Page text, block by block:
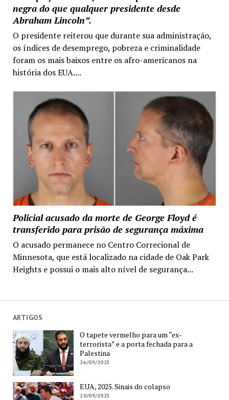
negra do que qualquer presidente desde
Abraham Lincoln”.
O presidente reiterou que durante sua administração,
os índices de desemprego, pobreza e criminalidade
foram os mais baixos entre os afro-americanos na
história dos EUA....
Policial acusado da morte de George Floyd é
transferido para prisão de segurança máxima
O acusado permanece no Centro Correcional de
Minnesota, que está localizado na cidade de Oak Park
Heights e possui o mais alto nível de segurança...
ARTIGOS
O tapete vermelho para um “ex-
terrorista” e a porta fechada para a
Palestina
26/09/2025
EUA, 2025. Sinais do colapso
20/09/2025